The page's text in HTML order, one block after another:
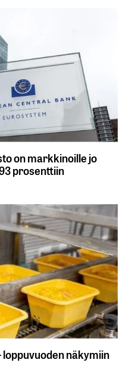
on markkinoille jo
prosenttiin
loppuvuoden näkymiin